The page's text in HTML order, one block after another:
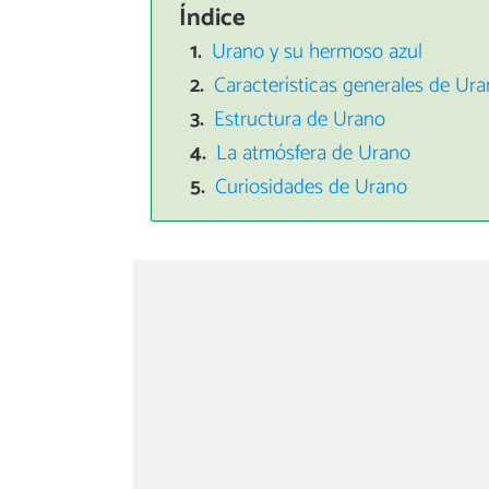
Índice
Urano y su hermoso azul
Características generales de
Estructura de Urano
La atmósfera de Urano
Curiosidades de Urano